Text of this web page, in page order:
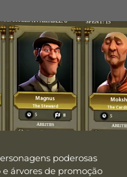
poderosas
árvores de promoção